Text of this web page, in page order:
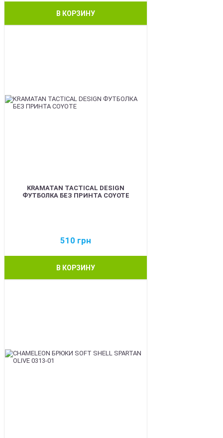
В КОРЗИНУ
KRAMATAN TACTICAL DESIGN
ФУТБОЛКА БЕЗ ПРИНТА COYOTE
510 грн
В КОРЗИНУ